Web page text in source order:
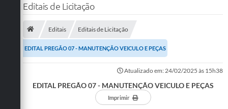
LGPD
FORMULÁRIOS
A Cidade
Governo
Editais de Licitação
Editais Editais de Licitação
EDITAL PREGÃO 07 - MANUTENÇÃO VEICULO E PEÇAS
Atualizado em: 24/02/2025 às 15h38
EDITAL PREGÃO 07 - MANUTENÇÃO VEICULO E PEÇAS
Imprimir